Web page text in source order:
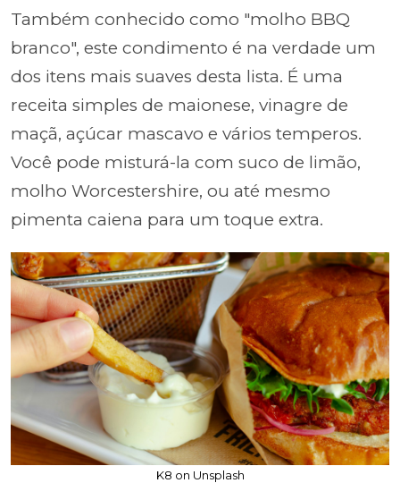
Também conhecido como "molho BBQ
branco", este condimento é na verdade um
dos itens mais suaves desta lista. É uma
receita simples de maionese, vinagre de
maçã, açúcar mascavo e vários temperos.
Você pode misturá-la com suco de limão,
molho Worcestershire, ou até mesmo
pimenta caiena para um toque extra.
K8 on Unsplash